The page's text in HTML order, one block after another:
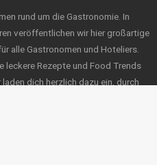
rund um die Gastronomie. In
veröffentlichen wir hier großartige
alle Gastronomen und Hoteliers.
leckere Rezepte und Food Trends
dich herzlich dazu ein, durch